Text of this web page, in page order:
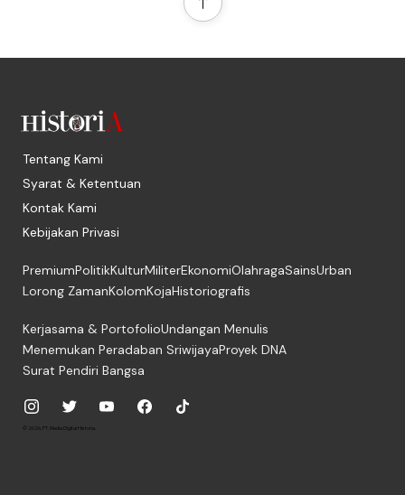
Tentang Kami
Syarat & Ketentuan
Kontak Kami
Kebijakan Privasi
PremiumPolitikKulturMiliterEkonomiOlahragaSainsUrban
Lorong ZamanKolomKojaHistoriografis
Kerjasama & PortofolioUndangan Menulis
Menemukan Peradaban SriwijayaProyek DNA
Surat Pendiri Bangsa
© 2026, PT. Media Digital Historia.